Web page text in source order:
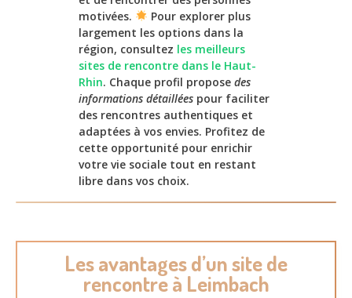
motivées.
Pour explorer plus
largement les options dans la
région, consultez les meilleurs
sites de rencontre dans le Haut-
Rhin. Chaque profil propose des
informations détaillées pour faciliter
des rencontres authentiques et
adaptées à vos envies. Profitez de
cette opportunité pour enrichir
votre vie sociale tout en restant
libre dans vos choix.
Les avantages d’un site de
rencontre à Leimbach